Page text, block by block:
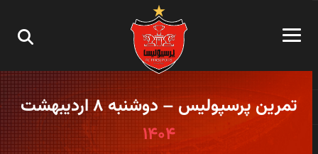
تمرین پرسپولیس – دوشنبه ۸ اردیبهشت
۱۴۰۴